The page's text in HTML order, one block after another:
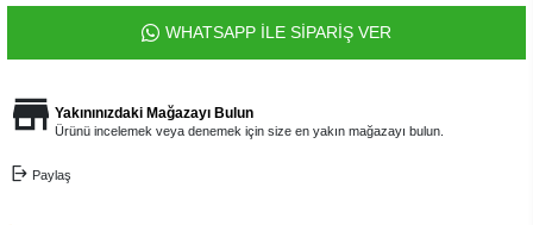
WHATSAPP İLE SİPARİŞ VER
Yakınınızdaki Mağazayı Bulun
Ürünü incelemek veya denemek için size en yakın mağazayı bulun.
Paylaş